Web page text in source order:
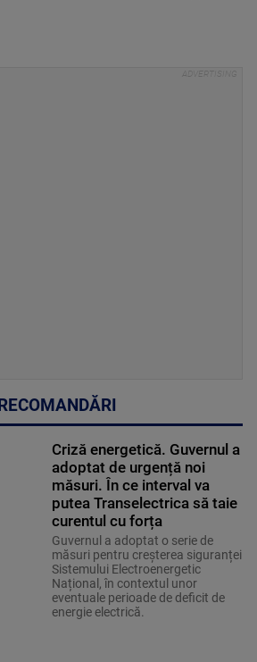
RECOMANDĂRI
Criză energetică. Guvernul a
adoptat de urgență noi
măsuri. În ce interval va
putea Transelectrica să taie
curentul cu forța
Guvernul a adoptat o serie de
măsuri pentru creșterea siguranței
Sistemului Electroenergetic
Național, în contextul unor
eventuale perioade de deficit de
energie electrică.